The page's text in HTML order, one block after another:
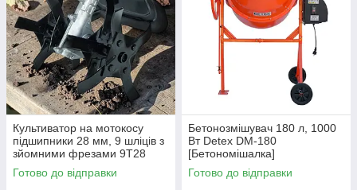
Культиватор на мотокосу
підшипники 28 мм, 9 шліців з
зйомними фрезами 9T28
Готово до відправки
Бетонозмішувач 180 л, 1000
Вт Detex DM-180
[Бетономішалка]
Готово до відправки